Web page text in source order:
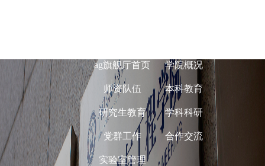
ag旗舰厅首页 学院概况
师资队伍 本科教育
研究生教育 学科科研
党群工作 合作交流
实验室管理